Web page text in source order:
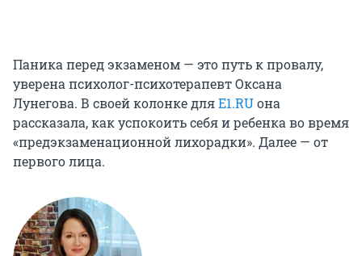
Паника перед экзаменом — это путь к провалу,
уверена психолог-психотерапевт Оксана
Лунегова. В своей колонке дляE1.RUона
рассказала, как успокоить себя и ребенка во время
«предэкзаменационной лихорадки». Далее — от
первого лица.